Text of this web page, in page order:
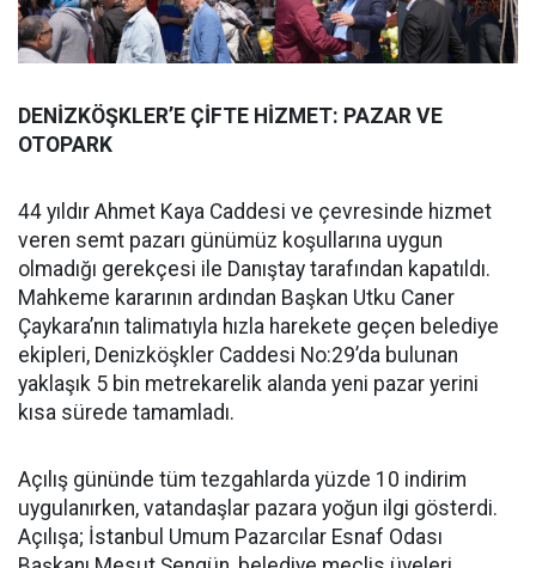
DENİZKÖŞKLER’E ÇİFTE HİZMET: PAZAR VE
OTOPARK
44 yıldır Ahmet Kaya Caddesi ve çevresinde hizmet
veren semt pazarı günümüz koşullarına uygun
olmadığı gerekçesi ile Danıştay tarafından kapatıldı.
Mahkeme kararının ardından Başkan Utku Caner
Çaykara’nın talimatıyla hızla harekete geçen belediye
ekipleri, Denizköşkler Caddesi No:29’da bulunan
yaklaşık 5 bin metrekarelik alanda yeni pazar yerini
kısa sürede tamamladı.
Açılış gününde tüm tezgahlarda yüzde 10 indirim
uygulanırken, vatandaşlar pazara yoğun ilgi gösterdi.
Açılışa; İstanbul Umum Pazarcılar Esnaf Odası